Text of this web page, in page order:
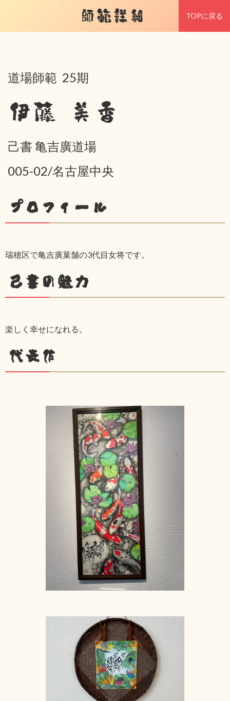
師範詳細 TOPに戻る
道場師範 25期
伊藤 美香
己書 亀吉廣道場
005-02/名古屋中央
プロフィール
瑞穂区で亀吉廣菓舗の3代目女将です。
己書の魅力
楽しく幸せになれる。
代表作